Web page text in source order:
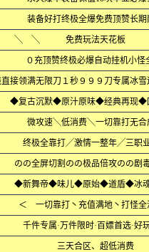
装备好打终极全爆免费顶赞长期
╲ ╲ 免费玩法天花
０充顶赞终极必爆自动挂机小怪
◆复古沉默◆原汁原味◆经典再现◆
微攻速╲低消费╲一切靠打无
终极全靠打╱激情一整年╱三职
のの全屏切割のの极品倍攻のの剧
◆新舞帝◆味儿◆原始◆道盾◆冰
＜ 一切靠打丶充值满地丶打怪
千件专属·万件限时·百嫖首选·好
三天合区、超低消费